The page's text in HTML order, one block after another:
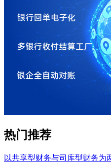
热门推荐
以共享型财务与司库型财务为